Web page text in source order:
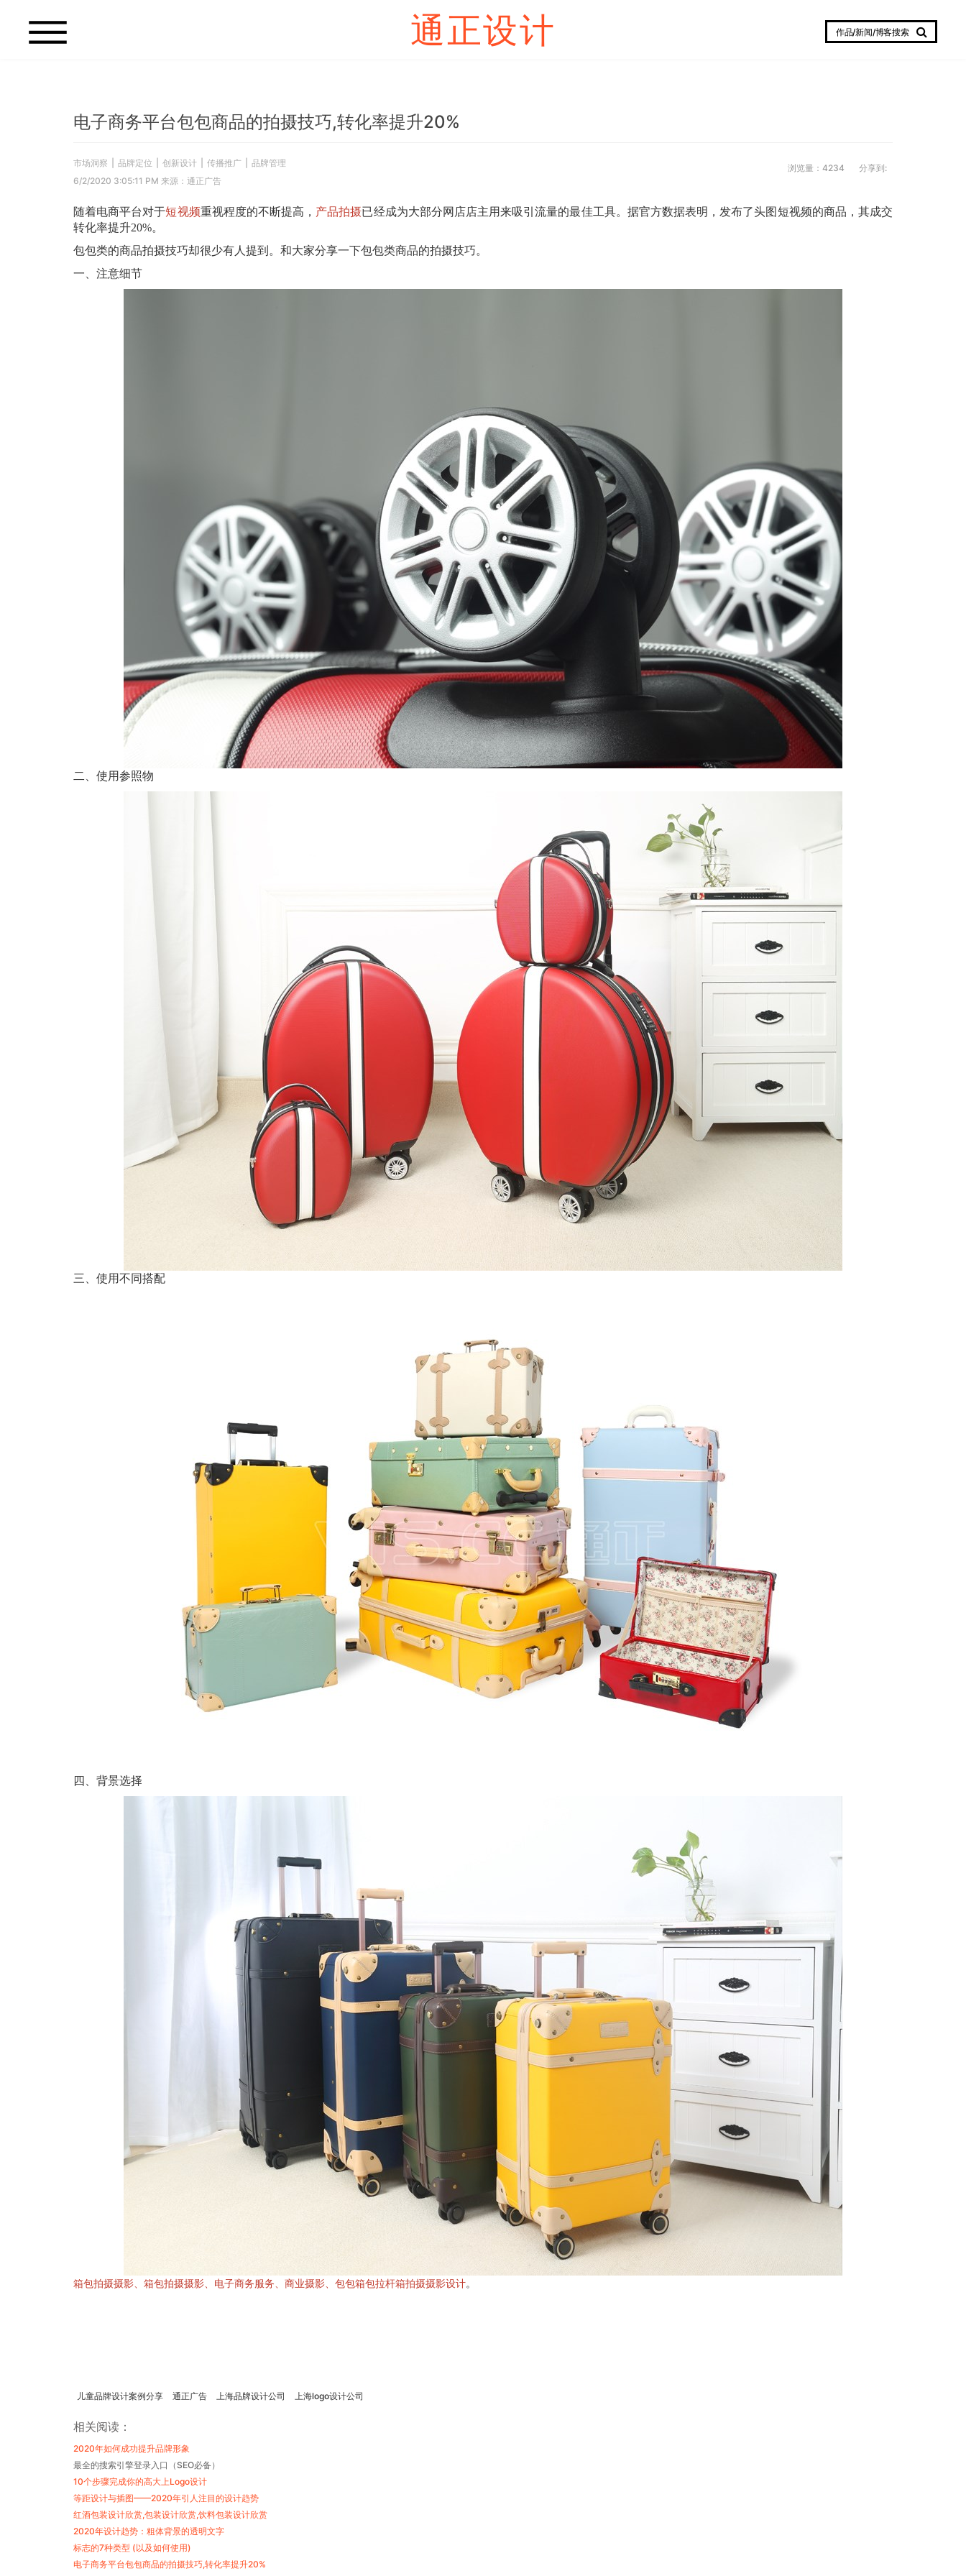
通正设计 作品/新闻/博客搜索
电子商务平台包包商品的拍摄技巧,转化率提升20%
市场洞察 品牌定位 创新设计 传播推广
品牌管理
6/2/2020 3:05:11 PM 来源：通正广告
浏览量：4234 分享到:
随着电商平台对于短视频重视程度的不断提高， 产品拍摄已经成为大部分网店店主用来吸引流量的最佳工具。据官方数据表明，发布了头图短视频的商品，其成交
转化率提升20%。
包包类的商品拍摄技巧却很少有人提到。和大家分享一下包包类商品的拍摄技巧。
一、注意细节
二、使用参照物
三、使用不同搭配
四、背景选择
箱包拍摄摄影、箱包拍摄摄影、电子商务服务、商业摄影、包包箱包拉杆箱拍摄摄影设计。
儿童品牌设计案例分享 通正广告 上海品牌设计公司 上海logo设计公司
相关阅读：
2020年如何成功提升品牌形象
最全的搜索引擎登录入口（SEO必备）
10个步骤完成你的高大上Logo设计
等距设计与插图——2020年引人注目的设计趋势
红酒包装设计欣赏,包装设计欣赏,饮料包装设计欣赏
2020年设计趋势：粗体背景的透明文字
标志的7种类型 (以及如何使用)
电子商务平台包包商品的拍摄技巧,转化率提升20%